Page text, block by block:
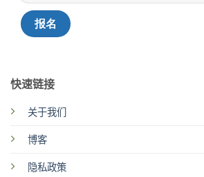
快速链接
关于我们
博客
隐私政策